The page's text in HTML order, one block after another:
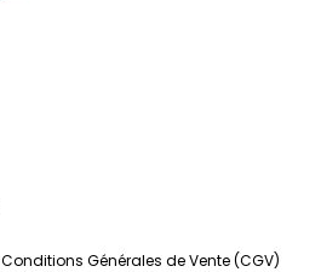
Conditions Générales de Vente (CGV)